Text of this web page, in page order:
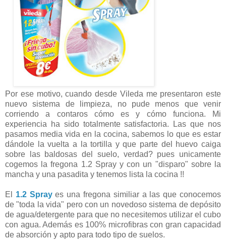
Por ese motivo, cuando desde Vileda me presentaron este
nuevo sistema de limpieza, no pude menos que venir
corriendo a contaros cómo es y cómo funciona. Mi
experiencia ha sido totalmente satisfactoria. Las que nos
pasamos media vida en la cocina, sabemos lo que es estar
dándole la vuelta a la tortilla y que parte del huevo caiga
sobre las baldosas del suelo, verdad? pues unicamente
cogemos la fregona 1.2 Spray y con un "disparo" sobre la
mancha y una pasadita y tenemos lista la cocina !!
El 1.2 Spray es una fregona similiar a las que conocemos
de "toda la vida" pero con un novedoso sistema de depósito
de agua/detergente para que no necesitemos utilizar el cubo
con agua. Además es 100% microfibras con gran capacidad
de absorción y apto para todo tipo de suelos.